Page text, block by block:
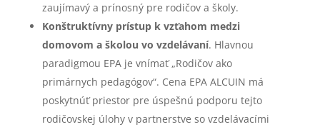
zaujímavý a prínosný pre rodičov a školy.
Konštruktívny prístup k vzťahom medzi
domovom a školou vo vzdelávaní. Hlavnou
paradigmou EPA je vnímať „Rodičov ako
primárnych pedagógov“. Cena EPA ALCUIN má
poskytnúť priestor pre úspešnú podporu tejto
rodičovskej úlohy v partnerstve so vzdelávacími